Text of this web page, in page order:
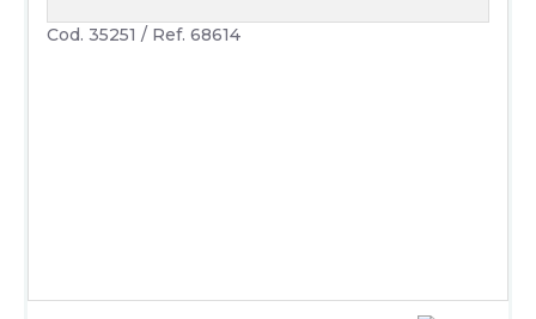
Cod. 35251 / Ref. 68614